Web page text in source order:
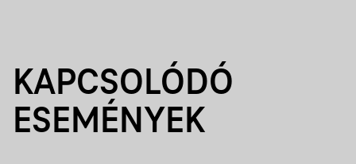
KAPCSOLÓDÓ
ESEMÉNYEK